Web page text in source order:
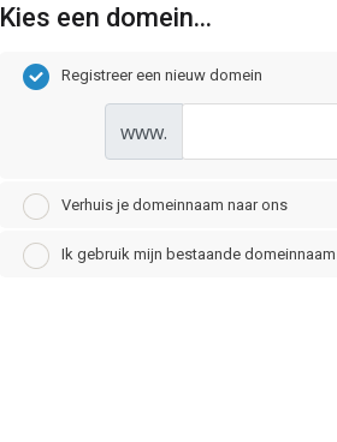
Kies een domein...
Registreer een nieuw domein
www.
Verhuis je domeinnaam naar ons
Ik gebruik mijn bestaande